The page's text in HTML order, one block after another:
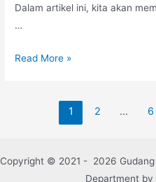
Dalam artikel ini, kita akan
…
Read More »
1 2 … 6
Copyright © 2021 - 2026 Gudang
Department by